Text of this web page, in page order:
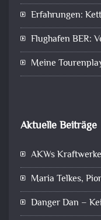
Erfahrungen:
Flughafen BER:
Meine
Aktuelle Beiträge
AKWs
Maria Telkes,
Danger Dan –